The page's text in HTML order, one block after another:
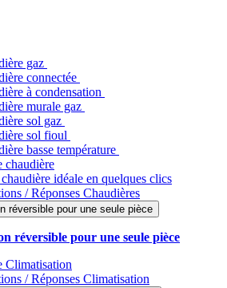
gaz
connectée
à condensation
murale gaz
sol gaz
sol fioul
basse température
chaudière
idéale en quelques clics
/ Réponses Chaudières
réversible pour une seule pièce
réversible pour une seule pièce
Climatisation
/ Réponses Climatisation